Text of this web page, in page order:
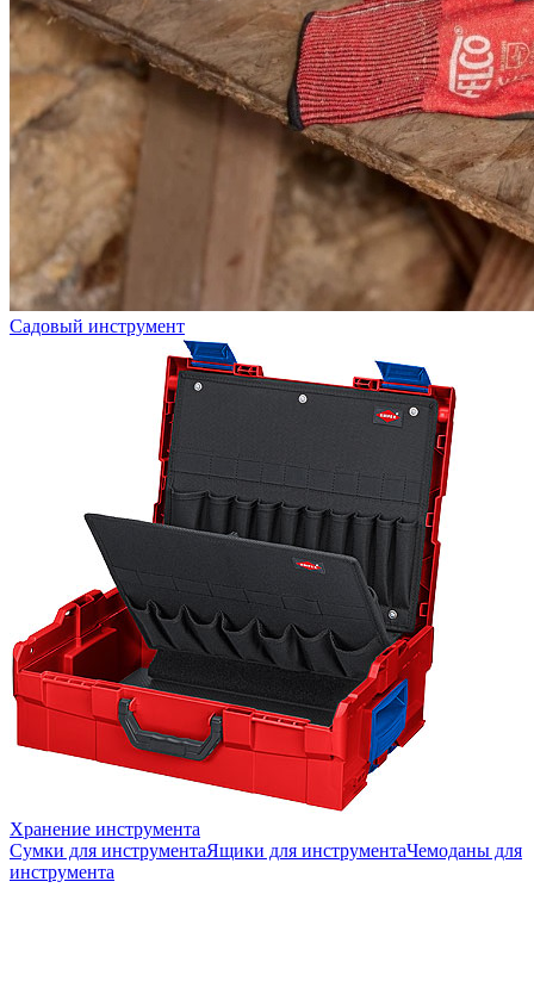
Садовый инструмент
Хранение инструмента
Сумки для инструментаЯщики для инструментаЧемоданы для
инструмента